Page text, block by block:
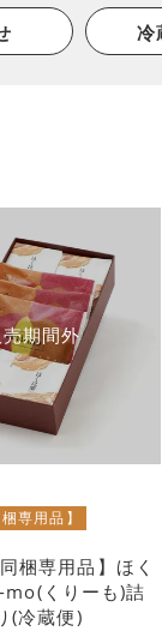
冷
期間外
専用品】
梱専用品】ほく
くりーも)詰
(冷蔵便)